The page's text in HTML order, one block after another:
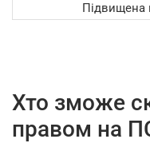
Підвищена
Хто зможе
правом на